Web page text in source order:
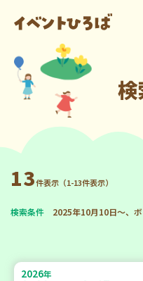
検
13件表示（1-13件表示）
検索条件 2025年10月10日～、
2026年